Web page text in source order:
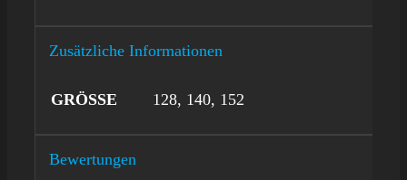
Zusätzliche Informationen
GRÖSSE 128, 140, 152
Bewertungen